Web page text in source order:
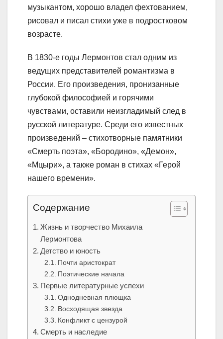
музыкантом, хорошо владел фехтованием,
рисовал и писал стихи уже в подростковом
возрасте.
В 1830-е годы Лермонтов стал одним из
ведущих представителей романтизма в
России. Его произведения, пронизанные
глубокой философией и горячими
чувствами, оставили неизгладимый след в
русской литературе. Среди его известных
произведений – стихотворные памятники
«Смерть поэта», «Бородино», «Демон»,
«Мцыри», а также роман в стихах «Герой
нашего времени».
Содержание
Жизнь и творчество Михаила
Лермонтова
Детство и юность
Почти аристократ
Поэтические начала
Первые литературные успехи
Однодневная плющка
Восходящая звезда
Конфликт с цензурой
Смерть и наследие